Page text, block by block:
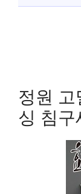
정원 고
싱 침